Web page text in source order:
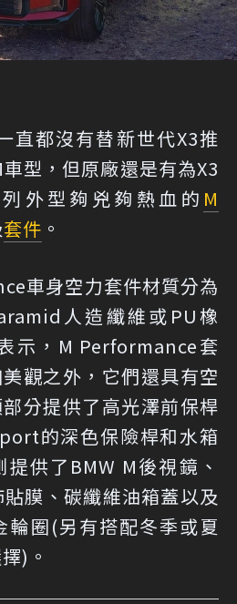
直都沒有替新世代X3推
型，但原廠還是有為X3
外型夠兇夠熱血的 M
套件 。
車身空力套件材質分為
人造纖維或PU橡
示，M Performance套
觀之外，它們還具有空
分提供了高光澤前保桿
的深色保險桿和水箱
供了BMW M後視鏡、
膜、碳纖維油箱蓋以及
輪圈(另有搭配冬季或夏
)。